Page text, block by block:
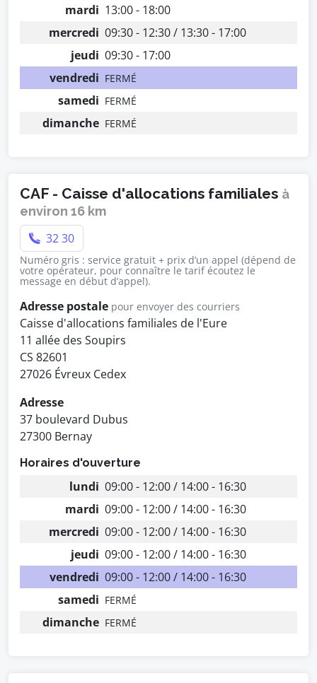
mardi 13:00 - 18:00
mercredi 09:30 - 12:30 / 13:30 - 17:00
jeudi 09:30 - 17:00
vendredi FERMÉ
samedi FERMÉ
dimanche FERMÉ
CAF - Caisse d'allocations familiales à
environ 16 km
32 30
Numéro gris : service gratuit + prix d’un appel (dépend de
votre opérateur, pour connaître le tarif écoutez le
message en début d’appel).
Adresse postale pour envoyer des courriers
Caisse d'allocations familiales de l'Eure
11 allée des Soupirs
CS 82601
27026 Évreux Cedex
Adresse
37 boulevard Dubus
27300 Bernay
Horaires d'ouverture
lundi 09:00 - 12:00 / 14:00 - 16:30
mardi 09:00 - 12:00 / 14:00 - 16:30
mercredi 09:00 - 12:00 / 14:00 - 16:30
jeudi 09:00 - 12:00 / 14:00 - 16:30
vendredi 09:00 - 12:00 / 14:00 - 16:30
samedi FERMÉ
dimanche FERMÉ